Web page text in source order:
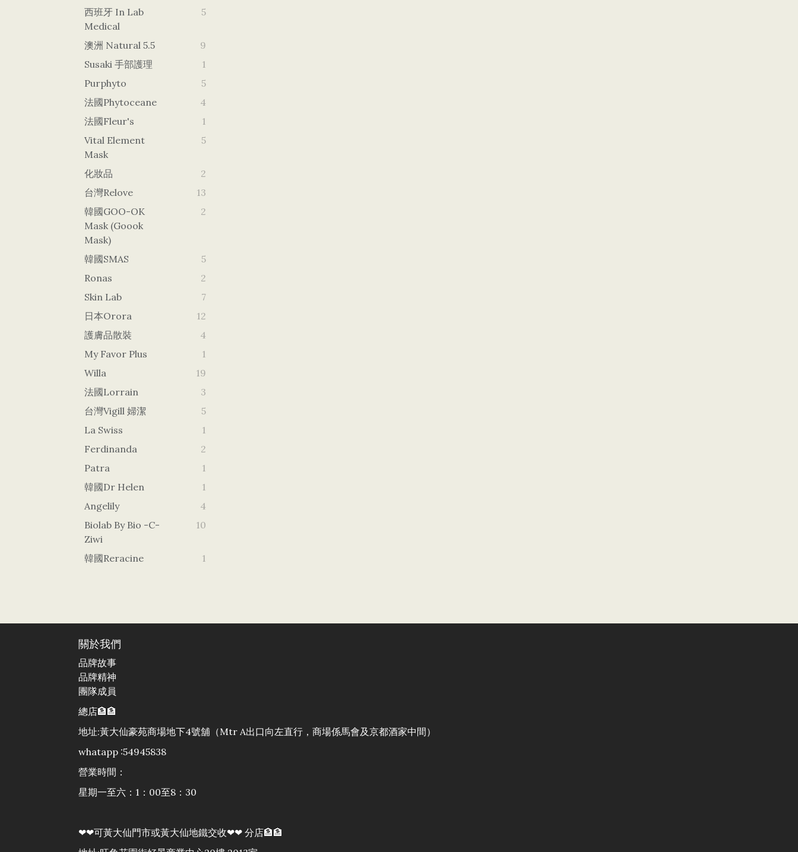
西班牙 In Lab
Medical
5
澳洲 Natural 5.5
9
Susaki 手部護理
1
Purphyto
5
法國Phytoceane
4
法國Fleur's
1
Vital Element
Mask
5
化妝品
2
台灣Relove
13
韓國GOO-OK
Mask (goook
Mask)
2
韓國SMAS
5
Ronas
2
Skin Lab
7
日本orora
12
護膚品散裝
4
My Favor Plus
1
Willa
19
法國Lorrain
3
台灣vigill 婦潔
5
La Swiss
1
Ferdinanda
2
Patra
1
韓國dr Helen
1
Angelily
4
Biolab By Bio -c-
Ziwi
10
韓國Reracine 1
關於我們
品牌故事
品牌精神
團隊成員
總店🏦🏦
地址:黃大仙豪苑商場地下4號舖（Mtr A出口向左直行，商場係馬會及京都酒家中間）
whatapp :54945838
營業時間：
星期一至六：1：00至8：30
❤❤可黃大仙門市或黃大仙地鐵交收❤❤ 分店🏦🏦